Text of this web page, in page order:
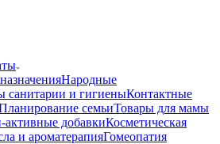
Народные
санитарии и гигиеныКонтактные
семьиТовары для мамы
активные добавкиКосметическая
и ароматерапияГомеопатия